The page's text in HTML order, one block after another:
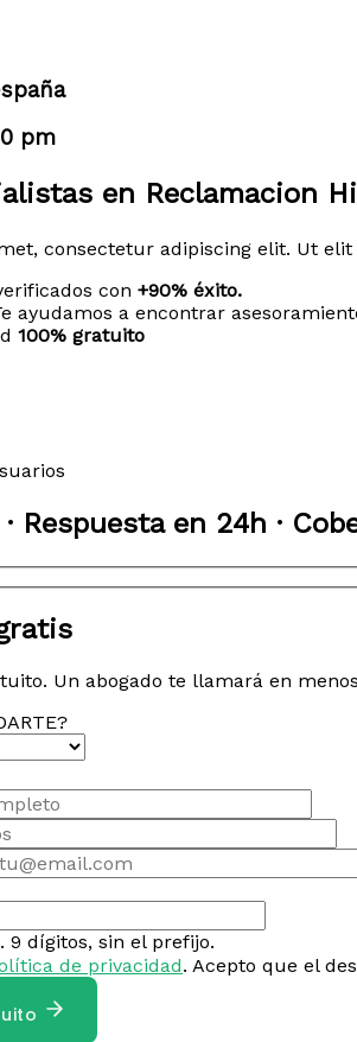
pm
en Reclamacion
consectetur adipiscing elit. Ut
con +90% éxito.
ayudamos a encontrar
100% gratuito
Respuesta en 24h ·
Un abogado te llamará en
9 dígitos, sin el prefijo.
de privacidad. Acepto que el